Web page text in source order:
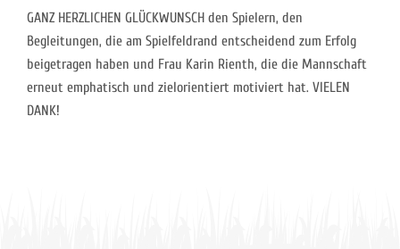
GANZ HERZLICHEN GLÜCKWUNSCH den Spielern, den
Begleitungen, die am Spielfeldrand entscheidend zum Erfolg
beigetragen haben und Frau Karin Rienth, die die Mannschaft
erneut emphatisch und zielorientiert motiviert hat. VIELEN
DANK!